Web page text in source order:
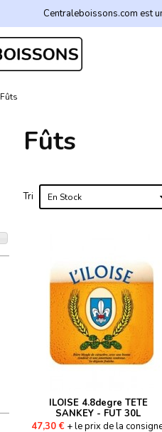
Centraleboissons.com est
Fûts
Fûts
Tri En Stock
ILOISE 4.8degre TETE
SANKEY - FUT 30L
47,30 € + le prix de la